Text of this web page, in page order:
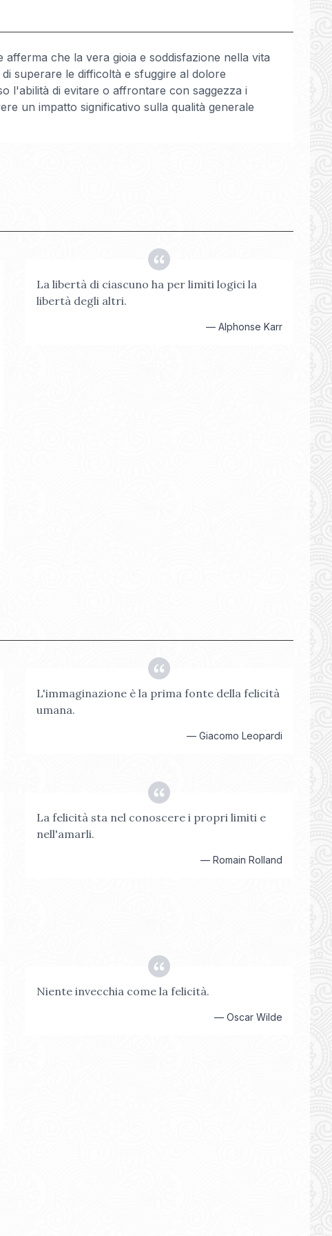
che la vera gioia e soddisfazione nella vita
superare le difficoltà e sfuggire al dolore
l'abilità di evitare o affrontare con saggezza i
un impatto significativo sulla qualità generale
La libertà di ciascuno ha per limiti logici la
libertà degli altri.
— Alphonse Karr
L'immaginazione è la prima fonte della felicità
umana.
— Giacomo Leopardi
La felicità sta nel conoscere i propri limiti e
nell'amarli.
— Romain Rolland
Niente invecchia come la felicità.
— Oscar Wilde